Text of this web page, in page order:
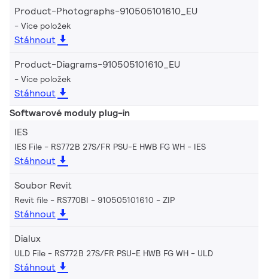
Product-Photographs-910505101610_EU
Více položek
Stáhnout
Product-Diagrams-910505101610_EU
Více položek
Stáhnout
Softwarové moduly plug-in
IES
IES File - RS772B 27S/FR PSU-E HWB FG WH IES
Stáhnout
Soubor Revit
Revit file - RS770BI - 910505101610 ZIP
Stáhnout
Dialux
ULD File - RS772B 27S/FR PSU-E HWB FG WH ULD
Stáhnout